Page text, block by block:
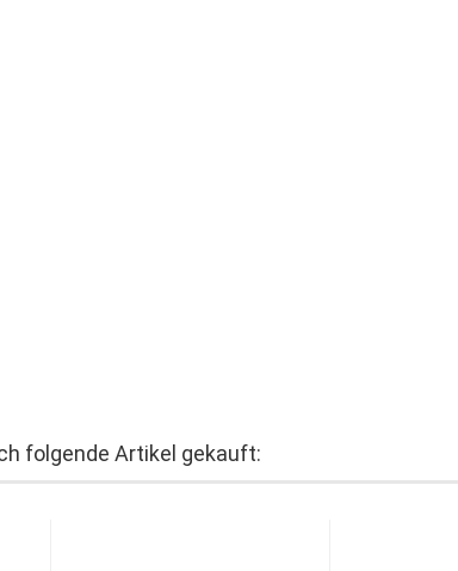
folgende Artikel gekauft: